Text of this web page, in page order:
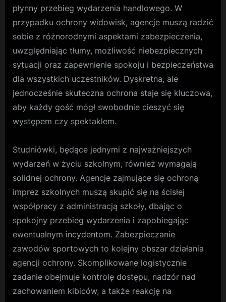
płynny przebieg wydarzenia handlowego. W
przypadku ochrony widowisk, agencje muszą radzić
sobie z różnorodnymi aspektami zabezpieczenia,
uwzględniając tłumy, możliwość niebezpiecznych
sytuacji oraz zapewnienie spokoju i bezpieczeństwa
dla wszystkich uczestników. Dyskretna, ale
jednocześnie skuteczna ochrona staje się kluczowa,
aby każdy gość mógł swobodnie cieszyć się
występem czy spektaklem.
Studniówki, będące jednymi z najważniejszych
wydarzeń w życiu szkolnym, również wymagają
solidnej ochrony. Agencje zajmujące się ochroną
imprez szkolnych muszą skupić się na ścisłej
współpracy z administracją szkoły, dbając o
spokojny przebieg wydarzenia i zapobiegając
ewentualnym incydentom. Zabezpieczanie
zawodów sportowych to kolejny obszar działania
agencji ochrony. Skomplikowane logistycznie
zadanie obejmuje kontrolę dostępu, nadzór nad
zachowaniem kibiców, a także reakcję na